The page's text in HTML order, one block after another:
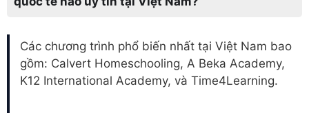
Các chương trình phổ biến nhất tại Việt Nam bao
gồm: Calvert Homeschooling, A Beka Academy,
K12 International Academy, và Time4Learning.